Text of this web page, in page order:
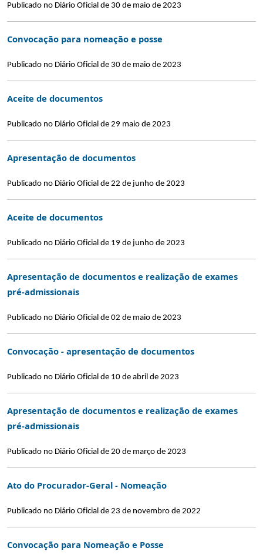
Publicado no Diário Oficial de 30 de maio de 2023
Convocação para nomeação e posse
Publicado no Diário Oficial de 30 de maio de 2023
Aceite de documentos
Publicado no Diário Oficial de 29 maio de 2023
Apresentação de documentos
Publicado no Diário Oficial de 22 de junho de 2023
Aceite de documentos
Publicado no Diário Oficial de 19 de junho de 2023
Apresentação de documentos e realização de exames
pré-admissionais
Publicado no Diário Oficial de 02 de maio de 2023
Convocação - apresentação de documentos
Publicado no Diário Oficial de 10 de abril de 2023
Apresentação de documentos e realização de exames
pré-admissionais
Publicado no Diário Oficial de 20 de março de 2023
Ato do Procurador-Geral - Nomeação
Publicado no Diário Oficial de 23 de novembro de 2022
Convocação para Nomeação e Posse